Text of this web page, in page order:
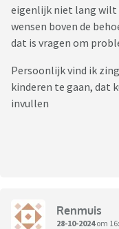
eigenlijk niet lang wilt
wensen boven de
dat is vragen om
Persoonlijk vind ik
kinderen te gaan, dat
invullen
Renmuis
28-10-2024om